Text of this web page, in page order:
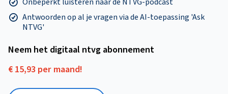
Onbeperkt luisteren naar de NTVG-podcast
Antwoorden op al je vragen via de AI-toepassing 'Ask
NTVG'
Neem het digitaal ntvg abonnement
€ 15,93 per maand!